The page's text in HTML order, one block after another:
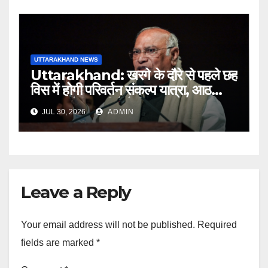
UTTARAKHAND NEWS
Uttarakhand: खरगे के दौरे से पहले छह
विस में होगी परिवर्तन संकल्प यात्रा, आठ
अगस्त को हल्द्वानी में रैली
JUL 30, 2026 ADMIN
Leave a Reply
Your email address will not be published. Required
fields are marked *